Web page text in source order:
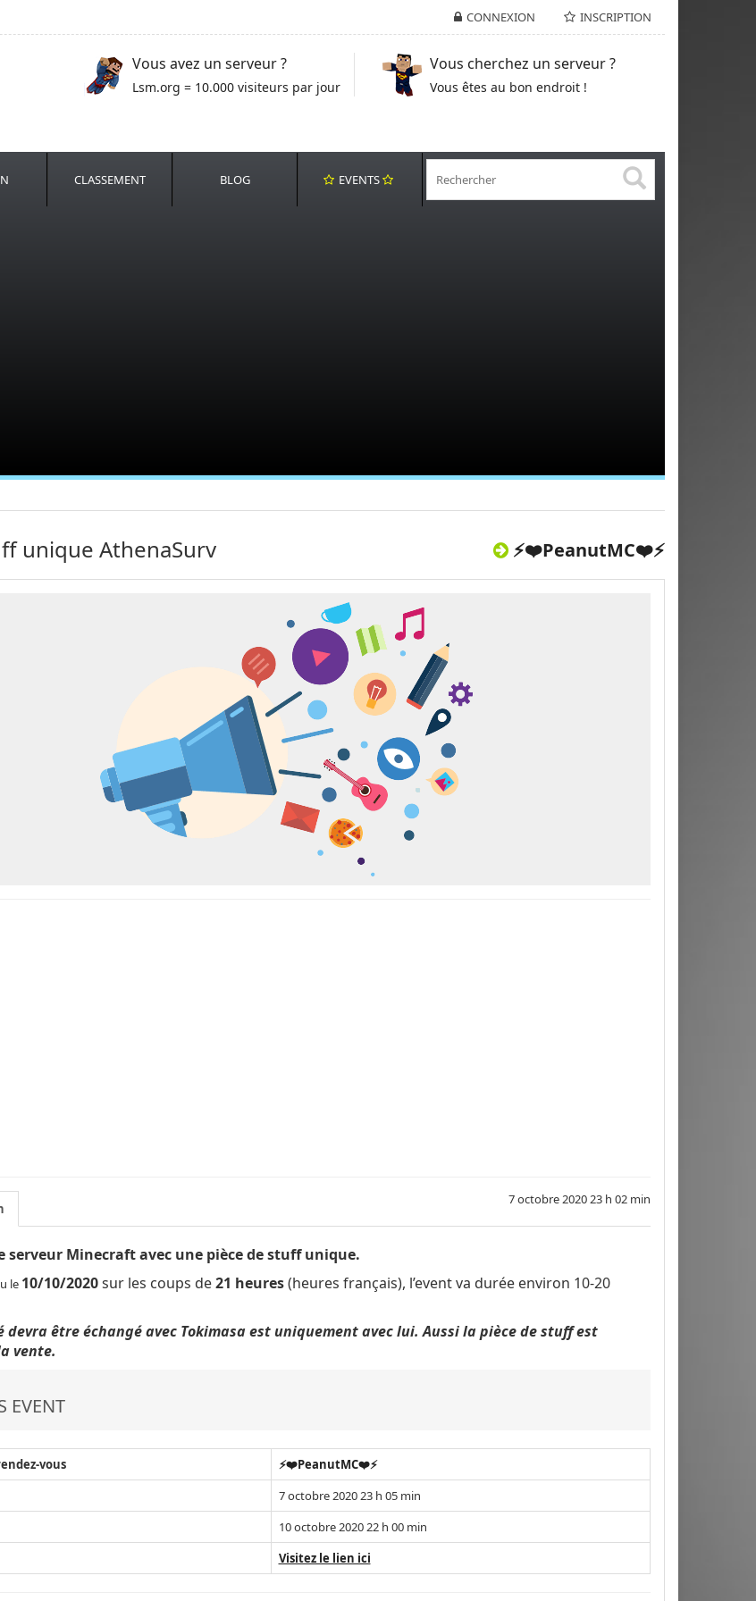
CONNEXION INSCRIPTION
Vous avez un serveur ?
Lsm.org = 10.000 visiteurs par jour
Vous cherchez un serveur ?
Vous êtes au bon endroit !
CLASSEMENT BLOG EVENTS
⚡❤️PeanutMC❤️⚡
unique AthenaSurv
7 octobre 2020 23 h 02 min
serveur Minecraft avec une pièce de stuff unique.
le 10/10/2020sur les coups de21 heures(heures français), l’event va durée environ 10-20
devra être échangé avec Tokimasa est uniquement avec lui. Aussi la pièce de stuff est
vente.
EVENT
vous
⚡❤️PeanutMC❤️⚡
7 octobre 2020 23 h 05 min
10 octobre 2020 22 h 00 min
Visitez le lien ici